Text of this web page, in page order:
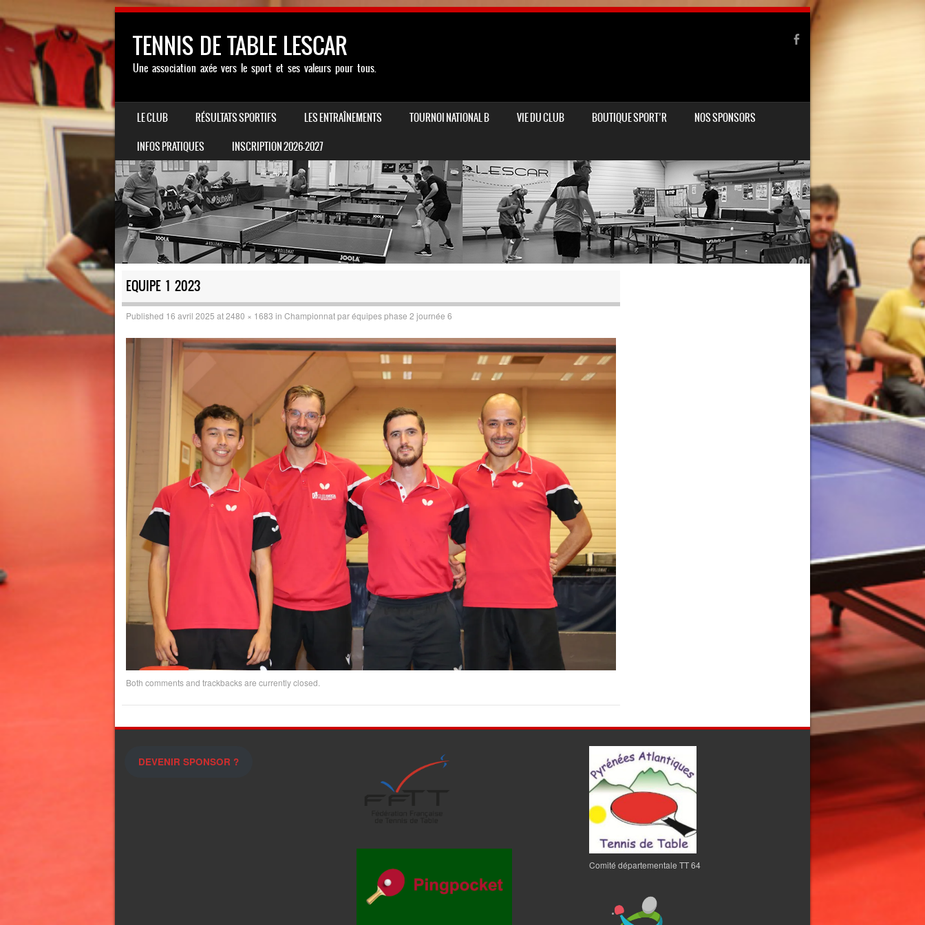
TENNIS DE TABLE LESCAR
Une association axée vers le sport et ses valeurs pour tous.
MENU
SKIP TO CONTENT
LE CLUB RÉSULTATS SPORTIFS LES ENTRAÎNEMENTS TOURNOI NATIONAL B VIE DU CLUB BOUTIQUE SPORT’R
NOS SPONSORS
INFOS PRATIQUES
INSCRIPTION 2026-2027
EQUIPE 1 2023
Published 16 avril 2025 at2480 × 1683 in Championnat par équipes phase 2 journée 6
Both comments and trackbacks are currently closed.
DEVENIR SPONSOR ?
Comité départementale TT 64